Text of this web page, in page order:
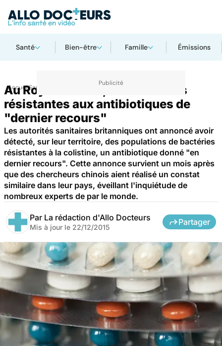
Santé Bien-être Famille Émissions
AccueilSanté
Au Royaume-Uni, des bactéries
résistantes aux antibiotiques de
"dernier recours"
Les autorités sanitaires britanniques ont annoncé avoir
détecté, sur leur territoire, des populations de bactéries
résistantes à la colistine, un antibiotique donné "en
dernier recours". Cette annonce survient un mois après
que des chercheurs chinois aient réalisé un constat
similaire dans leur pays, éveillant l'inquiétude de
nombreux experts de par le monde.
Par La rédaction d'Allo Docteurs
Mis à jour le 22/12/2015
Partager